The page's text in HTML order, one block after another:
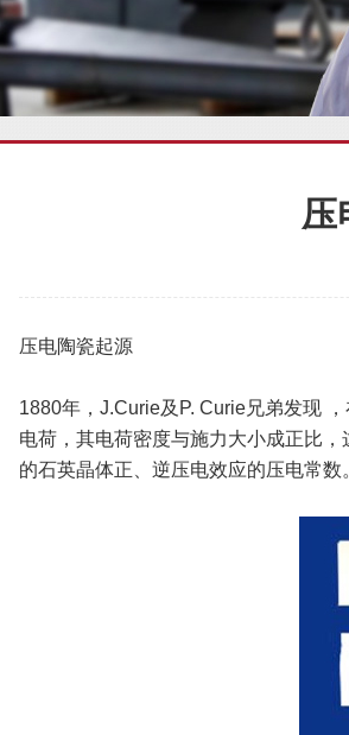
压
压电陶瓷起源
1880年，J.Curie及P. Curie兄弟发现
电荷，其电荷密度与施力大小成正比
的石英晶体正、逆压电效应的压电常数